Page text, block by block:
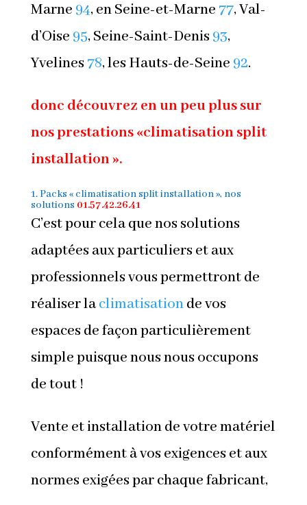
Marne 94, en Seine-et-Marne 77, Val-
d’Oise 95, Seine-Saint-Denis93,
Yvelines78, les Hauts-de-Seine 92.
donc découvrez en un peu plus sur
nos prestations «climatisation split
installation ».
1. Packs « climatisation split installation », nos
solutions 01.57.42.26.41
C’est pour cela que nos solutions
adaptées aux particuliers et aux
professionnels vous permettront de
réaliser laclimatisationde vos
espaces de façon particulièrement
simple puisque nous nous occupons
de tout !
Vente et installation de votre matériel
conformément à vos exigences et aux
normes exigées par chaque fabricant,